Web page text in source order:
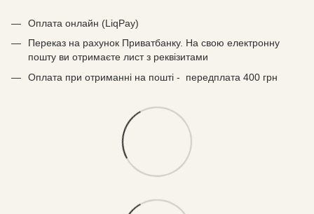
Оплата онлайн (LiqPay)
Переказ на рахунок Приватбанку. На свою електронну
пошту ви отримаєте лист з реквізитами
Оплата при отриманні на пошті - передплата 400 грн